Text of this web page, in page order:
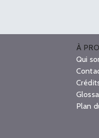
À
Qui
Plan